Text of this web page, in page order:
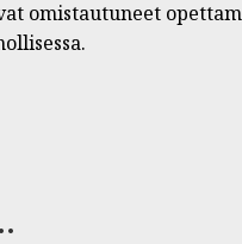
omistautuneet